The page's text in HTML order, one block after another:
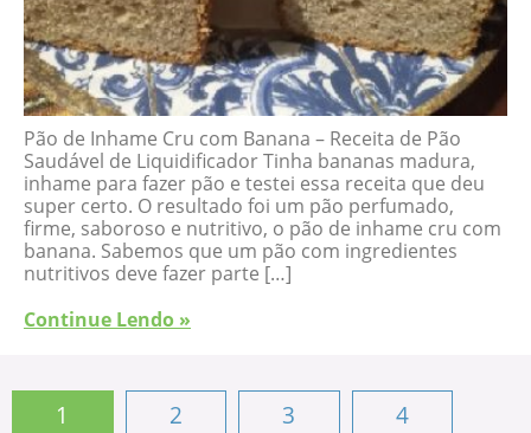
Pão de Inhame Cru com Banana – Receita de Pão
Saudável de Liquidificador Tinha bananas madura,
inhame para fazer pão e testei essa receita que deu
super certo. O resultado foi um pão perfumado,
firme, saboroso e nutritivo, o pão de inhame cru com
banana. Sabemos que um pão com ingredientes
nutritivos deve fazer parte […]
Continue Lendo »
1 2 3
4